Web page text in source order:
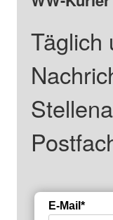
Täglich
E-Mail*